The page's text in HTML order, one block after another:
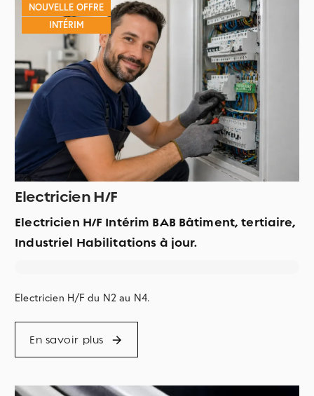
NOUVELLE OFFRE
INTÉRIM
Electricien H/F
Electricien H/F Intérim BAB Bâtiment, tertiaire,
Industriel Habilitations à jour.
Electricien H/F du N2 au N4.
En savoir plus